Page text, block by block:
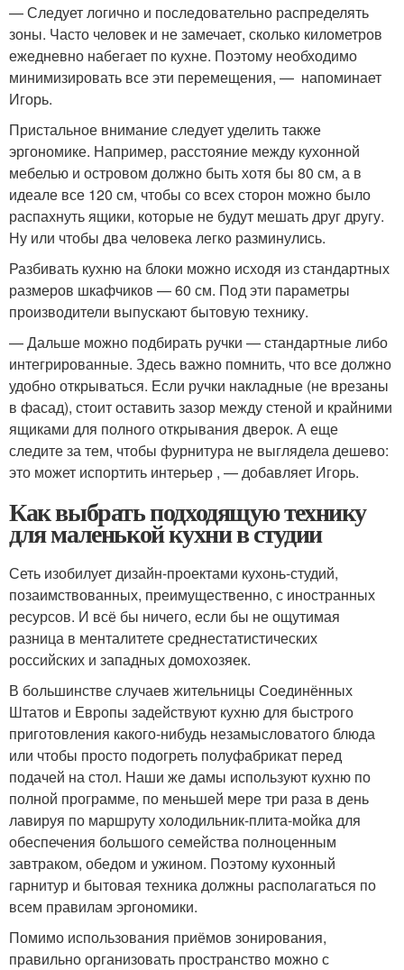
— Следует логично и последовательно распределять
зоны. Часто человек и не замечает, сколько километров
ежедневно набегает по кухне. Поэтому необходимо
минимизировать все эти перемещения, — напоминает
Игорь.
Пристальное внимание следует уделить также
эргономике. Например, расстояние между кухонной
мебелью и островом должно быть хотя бы 80 см, а в
идеале все 120 см, чтобы со всех сторон можно было
распахнуть ящики, которые не будут мешать друг другу.
Ну или чтобы два человека легко разминулись.
Разбивать кухню на блоки можно исходя из стандартных
размеров шкафчиков — 60 см. Под эти параметры
производители выпускают бытовую технику.
— Дальше можно подбирать ручки — стандартные либо
интегрированные. Здесь важно помнить, что все должно
удобно открываться. Если ручки накладные (не врезаны
в фасад), стоит оставить зазор между стеной и крайними
ящиками для полного открывания дверок. А еще
следите за тем, чтобы фурнитура не выглядела дешево:
это может испортить интерьер , — добавляет Игорь.
Как выбрать подходящую технику
для маленькой кухни в студии
Сеть изобилует дизайн-проектами кухонь-студий,
позаимствованных, преимущественно, с иностранных
ресурсов. И всё бы ничего, если бы не ощутимая
разница в менталитете среднестатистических
российских и западных домохозяек.
В большинстве случаев жительницы Соединённых
Штатов и Европы задействуют кухню для быстрого
приготовления какого-нибудь незамысловатого блюда
или чтобы просто подогреть полуфабрикат перед
подачей на стол. Наши же дамы используют кухню по
полной программе, по меньшей мере три раза в день
лавируя по маршруту холодильник-плита-мойка для
обеспечения большого семейства полноценным
завтраком, обедом и ужином. Поэтому кухонный
гарнитур и бытовая техника должны располагаться по
всем правилам эргономики.
Помимо использования приёмов зонирования,
правильно организовать пространство можно с